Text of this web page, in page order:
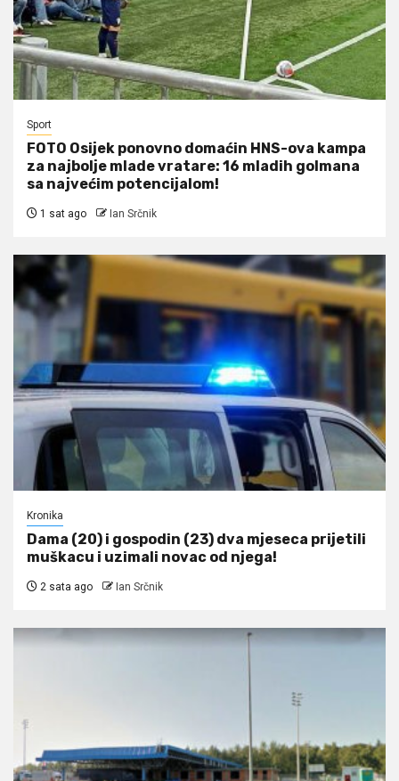
Sport
FOTO Osijek ponovno domaćin HNS-ova kampa
za najbolje mlade vratare: 16 mladih golmana
sa najvećim potencijalom!
1 sat ago Ian Srčnik
Kronika
Dama (20) i gospodin (23) dva mjeseca prijetili
muškacu i uzimali novac od njega!
2 sata ago Ian Srčnik